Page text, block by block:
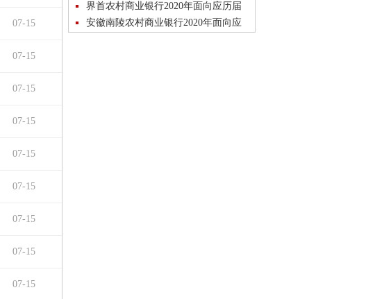
07-15
07-15
07-15
07-15
07-15
07-15
07-15
07-15
07-15
毕业生招聘
界首农村商业银行2020年面向应历届
毕业生招聘
安徽南陵农村商业银行2020年面向应